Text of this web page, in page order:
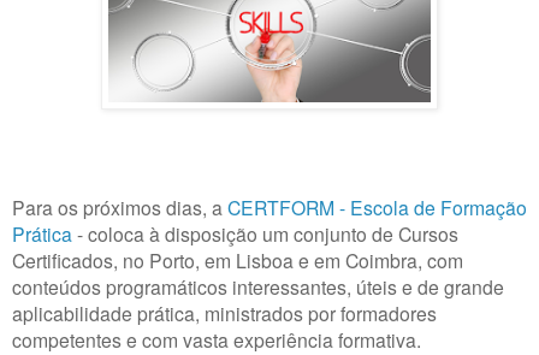
Para os próximos dias, a CERTFORM - Escola de Formação
Prática- coloca à disposição um conjunto de Cursos
Certificados, no Porto, em Lisboa e em Coimbra, com
conteúdos programáticos interessantes, úteis e de grande
aplicabilidade prática, ministrados por formadores
competentes e com vasta experiência formativa.